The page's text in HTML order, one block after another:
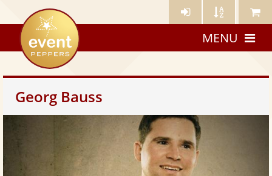
Künstler- Künstler Meine
eventpeppers
MENU
Georg Bauss